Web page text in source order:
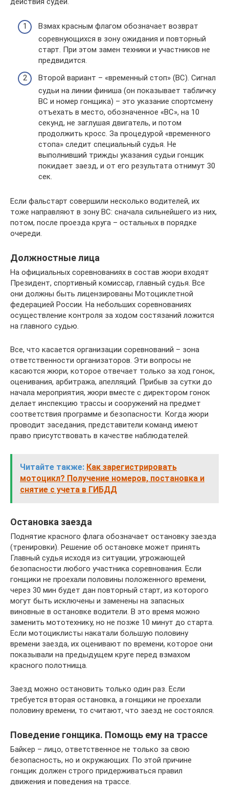
Взмах красным флагом обозначает возврат
соревнующихся в зону ожидания и повторный
старт. При этом замен техники и участников не
предвидится.
Второй вариант – «временный стоп» (ВС). Сигнал
судьи на линии финиша (он показывает табличку
ВС и номер гонщика) – это указание спортсмену
отъехать в место, обозначенное «ВС», на 10
секунд, не заглушая двигатель, и потом
продолжить кросс. За процедурой «временного
стопа» следит специальный судья. Не
выполнивший трижды указания судьи гонщик
покидает заезд, и от его результата отнимут 30
сек.
Если фальстарт совершили несколько водителей, их
тоже направляют в зону ВС: сначала сильнейшего из них,
потом, после проезда круга – остальных в порядке
очереди.
Должностные лица
На официальных соревнованиях в состав жюри входят
Президент, спортивный комиссар, главный судья. Все
они должны быть лицензированы Мотоциклетной
федерацией России. На небольших соревнованиях
осуществление контроля за ходом состязаний ложится
на главного судью.
Все, что касается организации соревнований – зона
ответственности организаторов. Эти вопросы не
касаются жюри, которое отвечает только за ход гонок,
оценивания, арбитража, апелляций. Прибыв за сутки до
начала мероприятия, жюри вместе с директором гонок
делает инспекцию трассы и сооружений на предмет
соответствия программе и безопасности. Когда жюри
проводит заседания, представители команд имеют
право присутствовать в качестве наблюдателей.
Читайте также: Как зарегистрировать
мотоцикл? Получение номеров, постановка и
снятие с учета в ГИБДД
Остановка заезда
Поднятие красного флага обозначает остановку заезда
(тренировки). Решение об остановке может принять
Главный судья исходя из ситуации, угрожающей
безопасности любого участника соревнования. Если
гонщики не проехали половины положенного времени,
через 30 мин будет дан повторный старт, из которого
могут быть исключены и заменены на запасных
виновные в остановке водители. В это время можно
заменить мототехнику, но не позже 10 минут до старта.
Если мотоциклисты накатали большую половину
времени заезда, их оценивают по времени, которое они
показывали на предыдущем круге перед взмахом
красного полотнища.
Заезд можно остановить только один раз. Если
требуется вторая остановка, а гонщики не проехали
половину времени, то считают, что заезд не состоялся.
Поведение гонщика. Помощь ему на трассе
Байкер – лицо, ответственное не только за свою
безопасность, но и окружающих. По этой причине
гонщик должен строго придерживаться правил
движения и поведения на трассе.